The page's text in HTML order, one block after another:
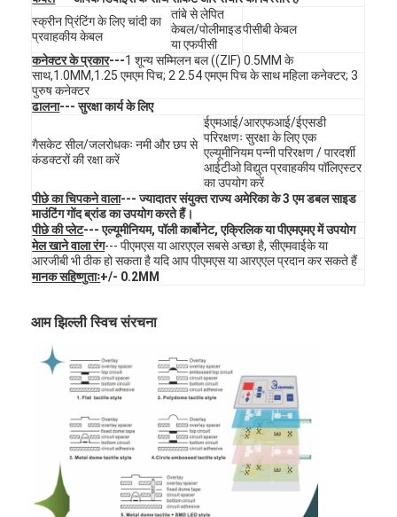
वी.आर. शो
हमारे बारे में
कारखाने का दौरा
समाचार
उद्धरण मांगें
एलईडी झिल्ली स्विच
स्पर्श झिल्ली स्विच
जलरोधक झिल्ली स्विच
डिजिटल प्रिंटिंग झिल्ली स्विच
स्क्रीन प्रिंटिंग के लिए चांदी का
प्रवाहकीय केबल
तांबे से लेपित
केबल/पोलीमाइड
या एफपीसी
पीसीबी केबल
कनेक्टर के प्रकार---1 शून्य सम्मिलन बल ((ZIF) 0.5MM के
साथ,1.0MM,1.25 एमएम पिच; 2 2.54 एमएम पिच के साथ महिला कनेक्टर; 3
पुरुष कनेक्टर
ढालना--- सुरक्षा कार्य के लिए
गैसकेट सील/जलरोधकः नमी और छप से
कंडक्टरों की रक्षा करें
ईएमआई/आरएफआई/ईएसडी
परिरक्षणः सुरक्षा के लिए एक
एल्यूमीनियम पन्नी परिरक्षण / पारदर्शी
आईटीओ विद्युत प्रवाहकीय पॉलिएस्टर
का उपयोग करें
पीछे का चिपकने वाला--- ज्यादातर संयुक्त राज्य अमेरिका के 3 एम डबल साइड
माउंटिंग गोंद ब्रांड का उपयोग करते हैं।
पीछे की प्लेट--- एल्यूमीनियम, पॉली कार्बोनेट, एक्रिलिक या पीएमएमए में उपयोग
मेल खाने वाला रंग--- पीएमएस या आरएएल सबसे अच्छा है, सीएमवाईके या
आरजीबी भी ठीक हो सकता है यदि आप पीएमएस या आरएएल प्रदान कर सकते हैं
मानक सहिष्णुताः+/- 0.2MM
आम झिल्ली स्विच संरचना